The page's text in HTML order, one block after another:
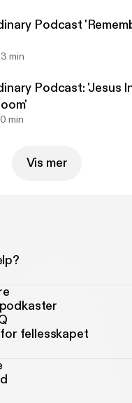
Podcast
min
Podcast: 'Jesus
min
Vis mer
fellesskapet